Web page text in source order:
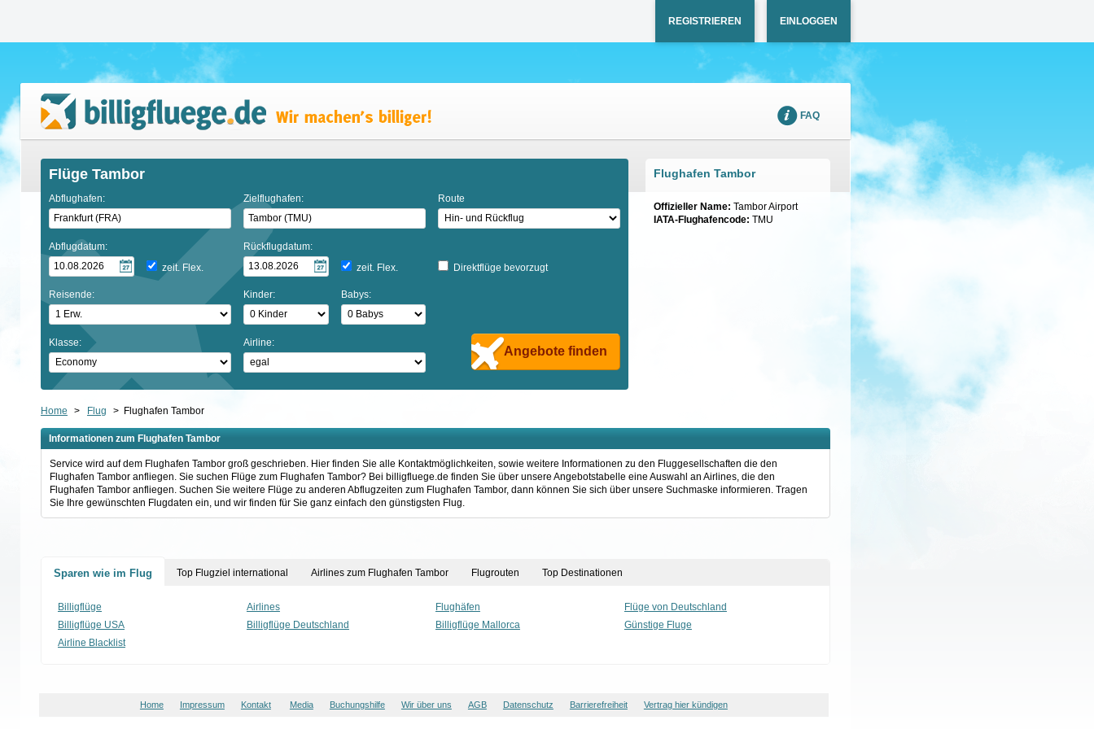
REGISTRIEREN EINLOGGEN
FAQ
Flüge Tambor
Abflughafen: Zielflughafen: Route
Abflugdatum:
zeit. Flex.
Rückflugdatum:
zeit. Flex.
Direktflüge bevorzugt
Reisende: Kinder: Babys:
Klasse: Airline:
Angebote finden
Flughafen Tambor
Offizieller Name: Tambor Airport
IATA-Flughafencode: TMU
Home > Flug > Flughafen Tambor
Informationen zum Flughafen Tambor
Service wird auf dem Flughafen Tambor groß geschrieben. Hier finden Sie alle Kontaktmöglichkeiten, sowie weitere Informationen zu den Fluggesellschaften die den
Flughafen Tambor anfliegen. Sie suchen Flüge zum Flughafen Tambor? Bei billigfluege.de finden Sie über unsere Angebotstabelle eine Auswahl an Airlines, die den
Flughafen Tambor anfliegen. Suchen Sie weitere Flüge zu anderen Abflugzeiten zum Flughafen Tambor, dann können Sie sich über unsere Suchmaske informieren. Tragen
Sie Ihre gewünschten Flugdaten ein, und wir finden für Sie ganz einfach den günstigsten Flug.
Sparen wie im Flug Top Flugziel international Airlines zum Flughafen Tambor Flugrouten Top Destinationen
Billigflüge Airlines Flughäfen
Flüge von Deutschland
Billigflüge USA
Billigflüge Deutschland Billigflüge Mallorca
Günstige Fluge
Airline Blacklist
Home Impressum Kontakt Media Buchungshilfe Wir über uns AGB Datenschutz Barrierefreiheit Vertrag hier kündigen